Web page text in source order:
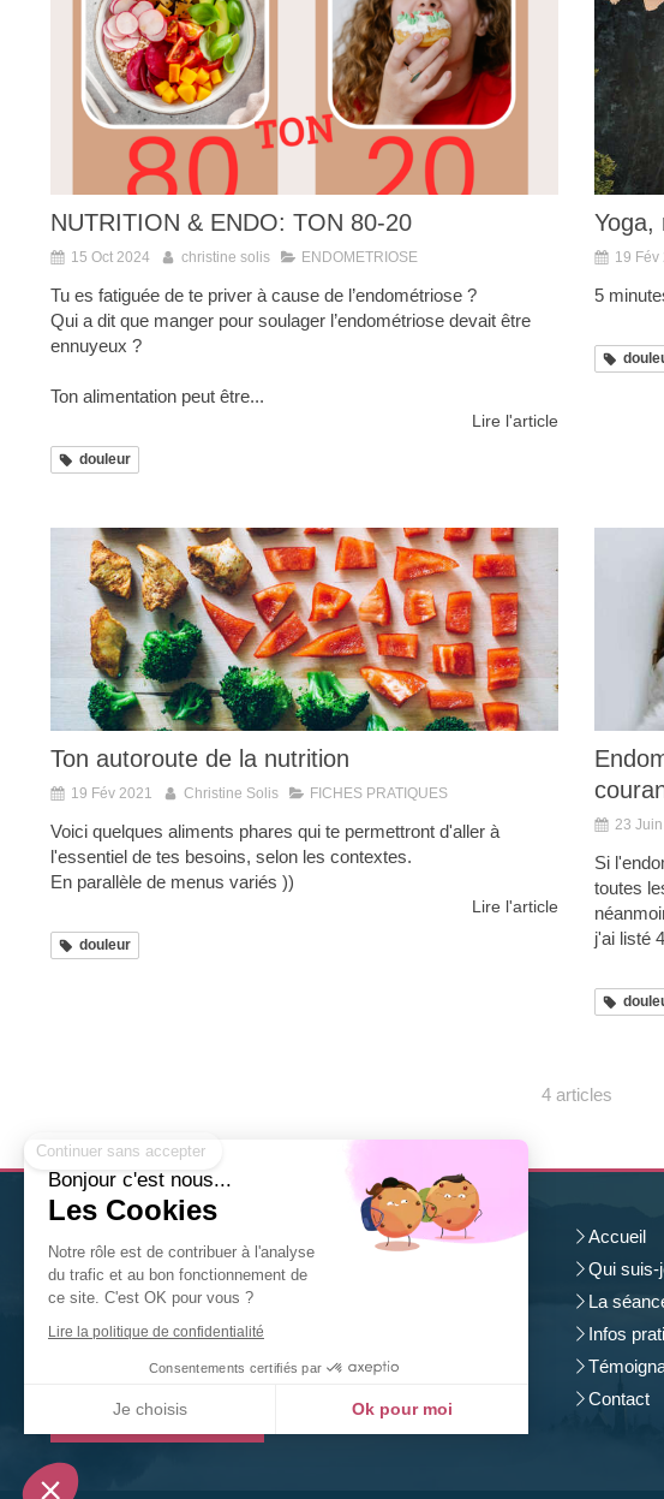
NUTRITION & ENDO: TON 80-20
15 Oct 2024 christine solis ENDOMETRIOSE
Tu es fatiguée de te priver à cause de l’endométriose ?
Qui a dit que manger pour soulager l’endométriose devait être
ennuyeux ?
Ton alimentation peut être...
Lire l'article
douleur
Yoga,
19 Fév
5
Ton autoroute de la nutrition
19 Fév 2021 Christine Solis FICHES PRATIQUES
Voici quelques aliments phares qui te permettront d'aller à
l'essentiel de tes besoins, selon les contextes.
En parallèle de menus variés ))
Lire l'article
douleur
23
Si
toutes
j'ai listé
4 articles
thérapeute Diplômée en Naturopathie
à Nancy . Nutrition, fleurs de Bach, gemmothérapie,
phytothérapie... n'hésitez pas à la contacter pour tout
renseignement ou toute prise de rendez-vous.
Prendre rendez-vous
Accueil
Qui suis-
La
Infos
Contact
Bonjour c'est nous...
Les Cookies
Notre rôle est de contribuer à l'analyse
du trafic et au bon fonctionnement de
ce site. C'est OK pour vous ?
Lire la politique de confidentialité
Consentements certifiés par
Je choisis Ok pour moi
Axeptio consent
Plateforme de Gestion du Consentement : Personnalisez vos Options
Notre plateforme vous permet d'adapter et de gérer vos paramètres de confidentialité, en garantissant la